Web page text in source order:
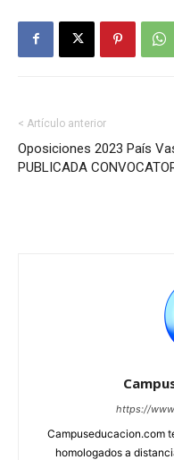
< Artículo anterior
Oposiciones 2023 País
PUBLICADA
https://
Campuseducacion.com
homologados a